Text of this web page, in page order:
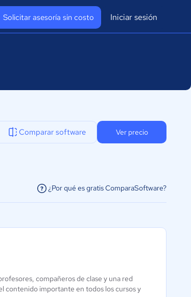
Solicitar asesoría sin costo Iniciar sesión
Comparar software Ver precio
¿Por qué es gratis ComparaSoftware?
-
compañeros de clase y una red
contenido importante en todos los cursos y